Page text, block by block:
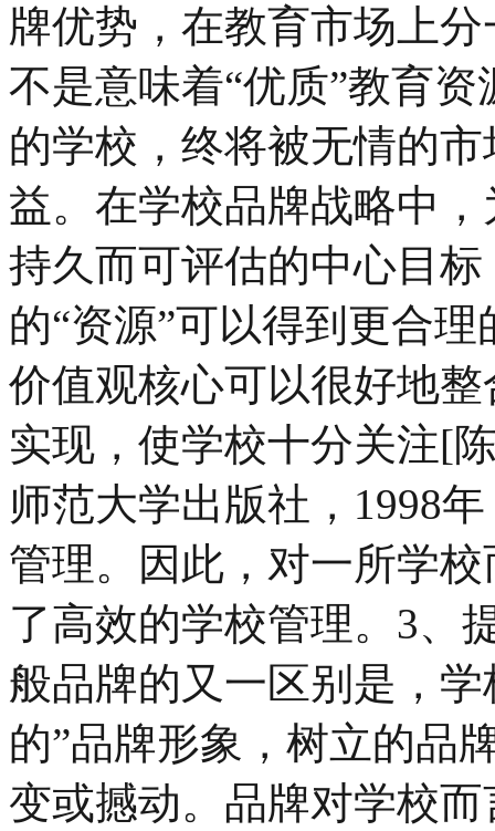
牌优势，在教育市场上
不是意味着“优质”教育
的学校，终将被无情的
益。在学校品牌战略中
持久而可评估的中心目
的“资源”可以得到更合
价值观核心可以很好地
实现，使学校十分关注[
师范大学出版社，1998
管理。因此，对一所学
了高效的学校管理。3、
般品牌的又一区别是，
的”品牌形象，树立的品
变或撼动。品牌对学校